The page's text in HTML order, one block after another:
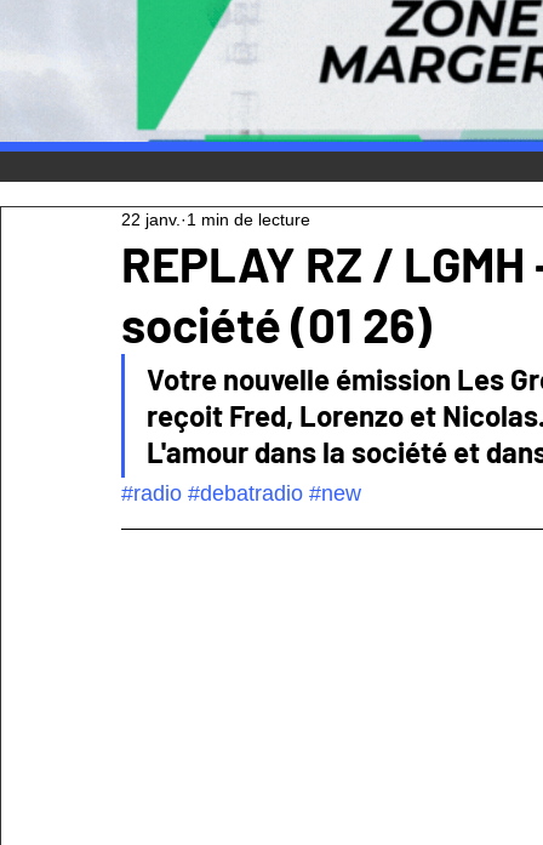
REPLAY RZ /
société (01 26)
22 janv. 1 min de lecture
Votre nouvelle émission Les
reçoit Fred, Lorenzo et
L'amour dans la société et
#radio #debatradio #new